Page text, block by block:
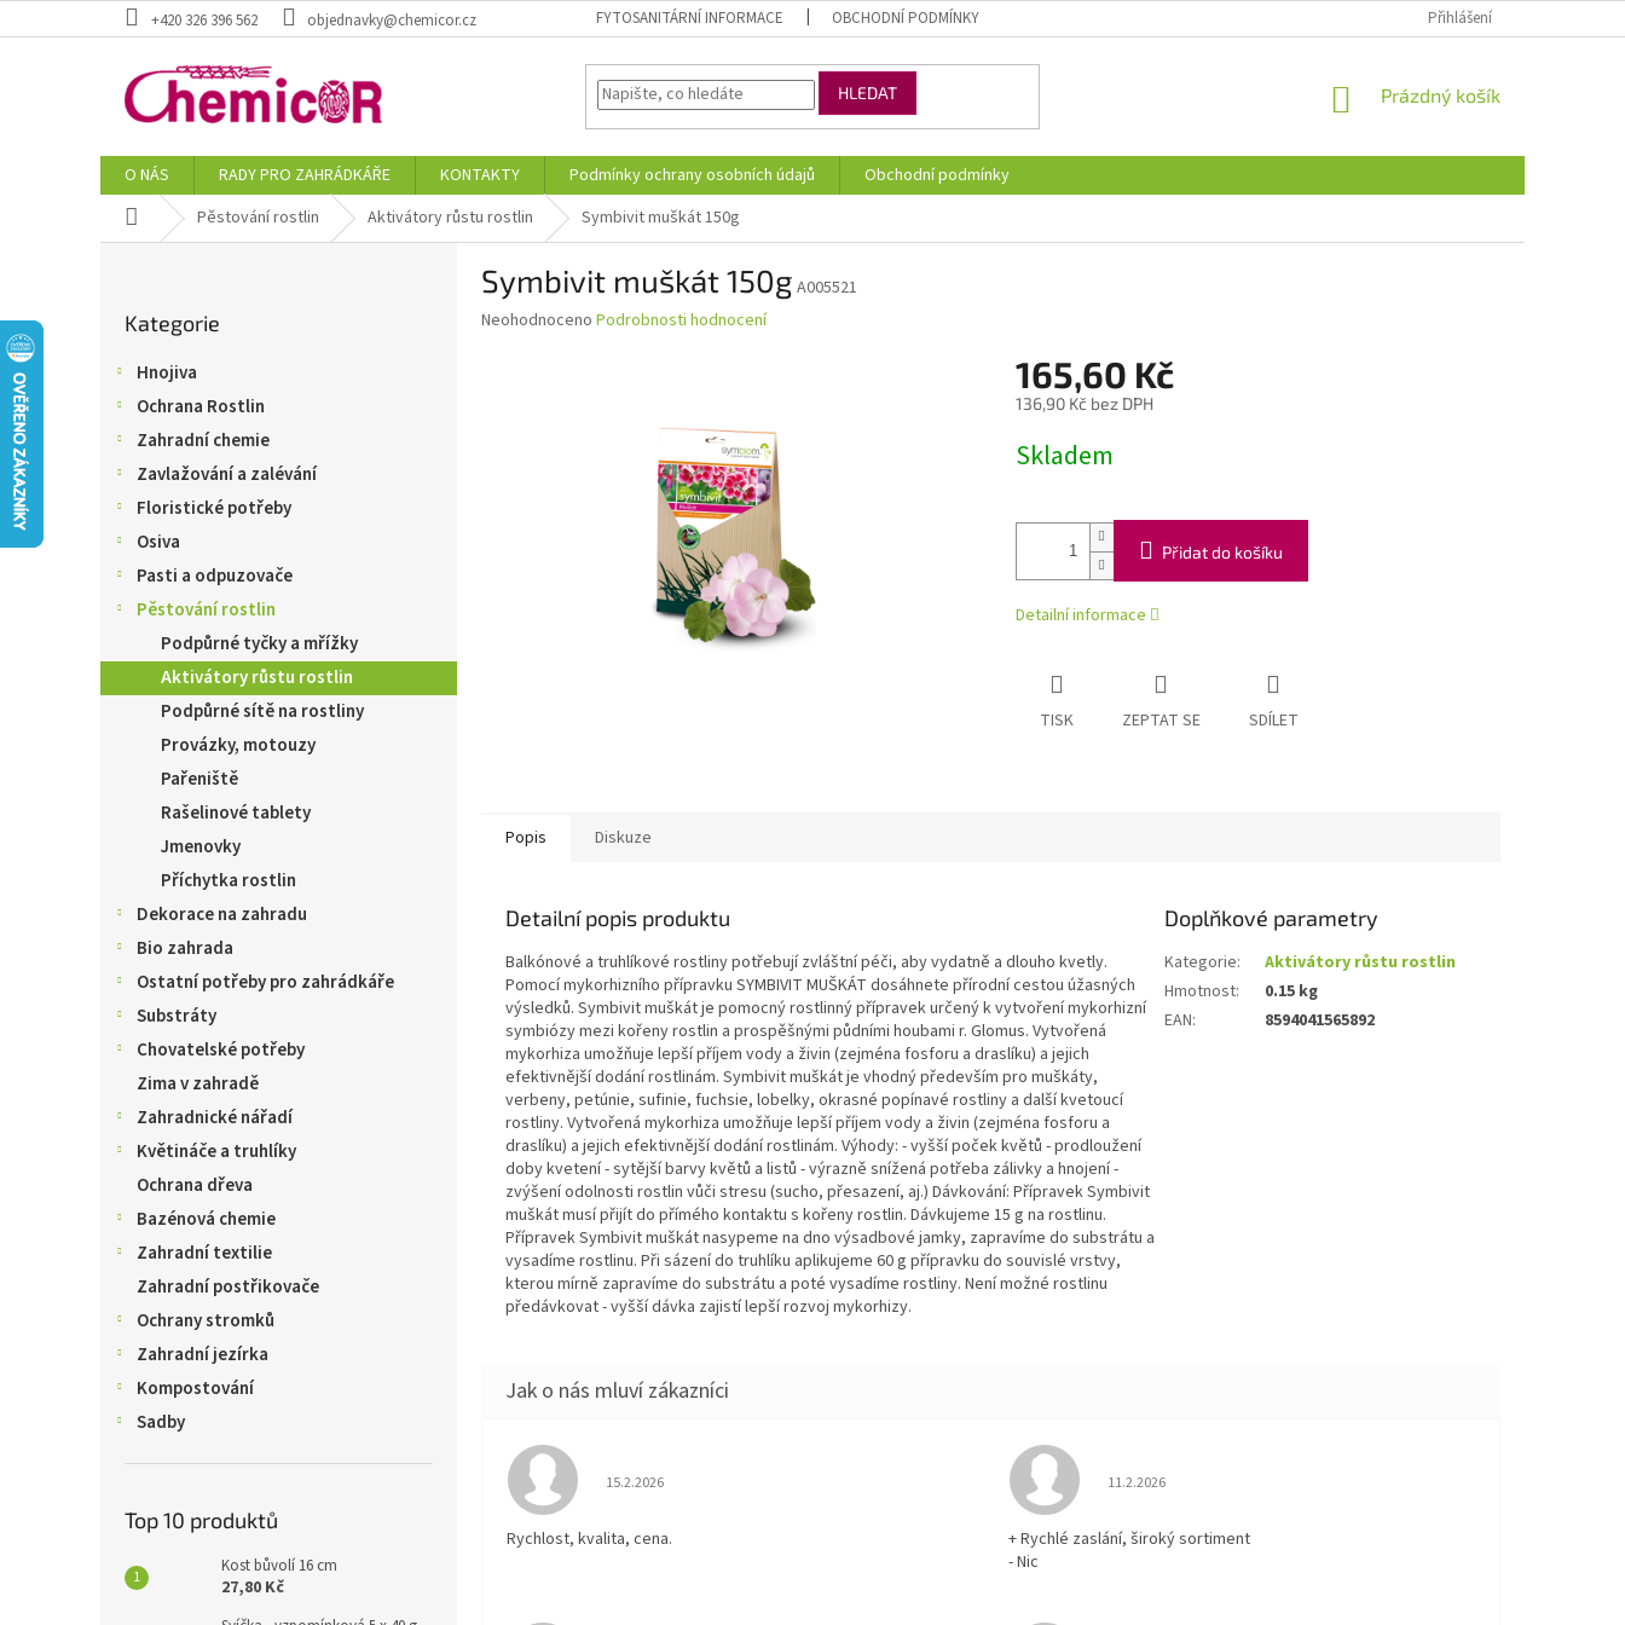
na
+420 326 396 562 objednavky@chemicor.cz FYTOSANITÁRNÍ INFORMACE OBCHODNÍ PODMÍNKY Přihlášení
HLEDAT
NÁKUPNÍ
Prázdný košík
O NÁS RADY PRO ZAHRÁDKÁŘE KONTAKTY Podmínky ochrany osobních údajů
Obchodní podmínky
Domů Pěstování rostlin Aktivátory růstu rostlin Symbivit muškát 150g
kategorie
Kategorie
Hnojiva
Ochrana Rostlin
Zahradní chemie
Zavlažování a zalévání
Floristické potřeby
Osiva
Pasti a odpuzovače
Pěstování rostlin
Podpůrné tyčky a mřížky
Aktivátory růstu rostlin
Podpůrné sítě na rostliny
Provázky, motouzy
Pařeniště
Rašelinové tablety
Jmenovky
Příchytka rostlin
Dekorace na zahradu
Bio zahrada
Ostatní potřeby pro zahrádkáře
Substráty
Chovatelské potřeby
Zima v zahradě
Zahradnické nářadí
Květináče a truhlíky
Ochrana dřeva
Bazénová chemie
Zahradní textilie
Zahradní postřikovače
Ochrany stromků
Zahradní jezírka
Kompostování
Sadby
Top 10 produktů
Kost bůvolí 16 cm
27,80 Kč
Symbivit muškát 150g A005521
Průměrné
Neohodnoceno Podrobnosti hodnocení
165,60 Kč
136,90 Kč bez DPH
cena:
Skladem
Přidat do košíku
Detailní informace
TISK ZEPTAT SE SDÍLET
Popis Diskuze
Detailní popis produktu
Balkónové a truhlíkové rostliny potřebují zvláštní péči, aby vydatně a dlouho kvetly.
Pomocí mykorhizního přípravku SYMBIVIT MUŠKÁT dosáhnete přírodní cestou úžasných
výsledků. Symbivit muškát je pomocný rostlinný přípravek určený k vytvoření mykorhizní
symbiózy mezi kořeny rostlin a prospěšnými půdními houbami r. Glomus. Vytvořená
mykorhiza umožňuje lepší příjem vody a živin (zejména fosforu a draslíku) a jejich
efektivnější dodání rostlinám. Symbivit muškát je vhodný především pro muškáty,
verbeny, petúnie, sufinie, fuchsie, lobelky, okrasné popínavé rostliny a další kvetoucí
rostliny. Vytvořená mykorhiza umožňuje lepší příjem vody a živin (zejména fosforu a
draslíku) a jejich efektivnější dodání rostlinám. Výhody: - vyšší poček květů - prodloužení
doby kvetení - sytější barvy květů a listů - výrazně snížená potřeba zálivky a hnojení -
zvýšení odolnosti rostlin vůči stresu (sucho, přesazení, aj.) Dávkování: Přípravek Symbivit
muškát musí přijít do přímého kontaktu s kořeny rostlin. Dávkujeme 15 g na rostlinu.
Přípravek Symbivit muškát nasypeme na dno výsadbové jamky, zapravíme do substrátu a
vysadíme rostlinu. Při sázení do truhlíku aplikujeme 60 g přípravku do souvislé vrstvy,
kterou mírně zapravíme do substrátu a poté vysadíme rostliny. Není možné rostlinu
předávkovat - vyšší dávka zajistí lepší rozvoj mykorhizy.
Doplňkové parametry
Kategorie:
Aktivátory růstu rostlin
Hmotnost:
0.15 kg
EAN: 8594041565892
Hodnocení obchodu je 5 z 5 hvězdiček.
15.2.2026
Rychlost, kvalita, cena.
Hodnocení obchodu je 5 z 5 hvězdiček.
11.2.2026
+ Rychlé zaslání, široký sortiment
- Nic